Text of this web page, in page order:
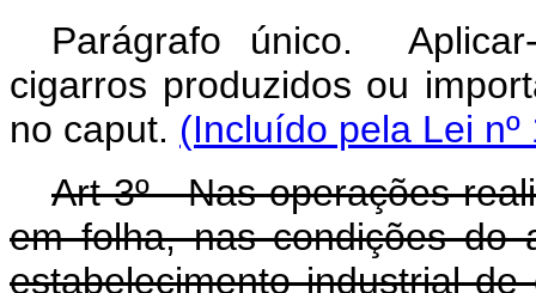
Parágrafo único.
cigarros produzidos ou
no caput. (Incluído pela Lei
Art 3º - Nas operações
em folha, nas condições do
estabelecimento industrial